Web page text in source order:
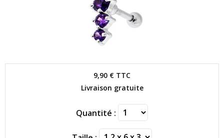
9,90 € TTC
Livraison gratuite
Quantité :